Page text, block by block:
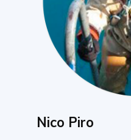
Nico Piro